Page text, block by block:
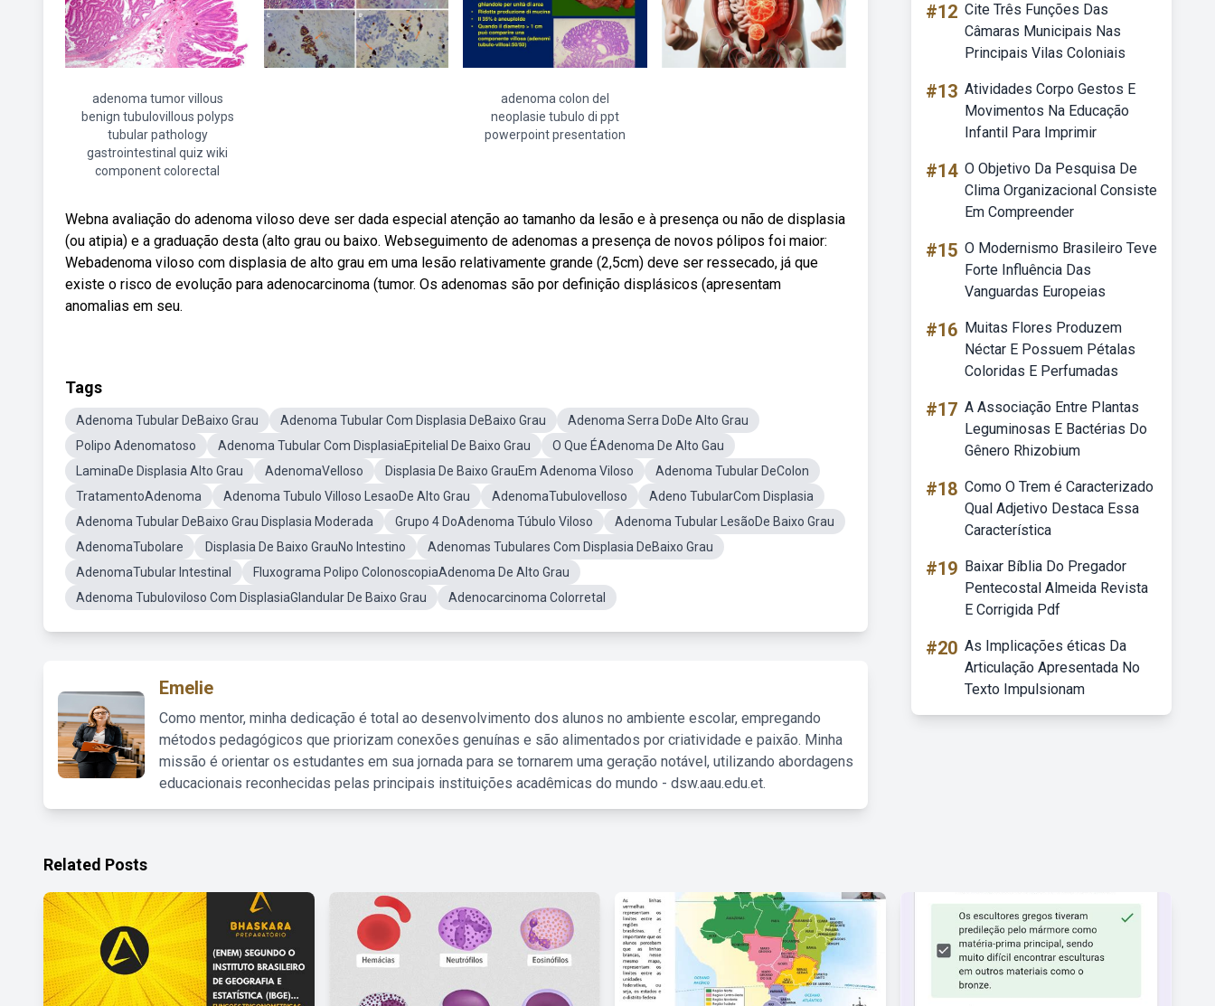
adenoma tumor villous
benign tubulovillous polyps
tubular pathology
gastrointestinal quiz wiki
component colorectal
adenoma colon del
neoplasie tubulo di ppt
powerpoint presentation
Webna avaliação do adenoma viloso deve ser dada especial atenção ao tamanho da lesão e à presença ou não de displasia
(ou atipia) e a graduação desta (alto grau ou baixo. Webseguimento de adenomas a presença de novos pólipos foi maior:
Webadenoma viloso com displasia de alto grau em uma lesão relativamente grande (2,5cm) deve ser ressecado, já que
existe o risco de evolução para adenocarcinoma (tumor. Os adenomas são por definição displásicos (apresentam
anomalias em seu.
Tags
Adenoma Tubular DeBaixo Grau Adenoma Tubular Com Displasia DeBaixo Grau
Adenoma Serra DoDe Alto Grau
Polipo Adenomatoso
Adenoma Tubular Com DisplasiaEpitelial De Baixo Grau
O Que ÉAdenoma De Alto Gau
LaminaDe Displasia Alto Grau
AdenomaVelloso Displasia De Baixo GrauEm Adenoma Viloso
Adenoma Tubular DeColon
TratamentoAdenoma
Adenoma Tubulo Villoso LesaoDe Alto Grau AdenomaTubulovelloso
Adeno TubularCom Displasia
Adenoma Tubular DeBaixo Grau Displasia Moderada
Grupo 4 DoAdenoma Túbulo Viloso
Adenoma Tubular LesãoDe Baixo Grau
AdenomaTubolare
Displasia De Baixo GrauNo Intestino
Adenomas Tubulares Com Displasia DeBaixo Grau
AdenomaTubular Intestinal
Fluxograma Polipo ColonoscopiaAdenoma De Alto Grau
Adenoma Tubuloviloso Com DisplasiaGlandular De Baixo Grau
Adenocarcinoma Colorretal
Emelie
Como mentor, minha dedicação é total ao desenvolvimento dos alunos no ambiente escolar, empregando
métodos pedagógicos que priorizam conexões genuínas e são alimentados por criatividade e paixão. Minha
missão é orientar os estudantes em sua jornada para se tornarem uma geração notável, utilizando abordagens
educacionais reconhecidas pelas principais instituições acadêmicas do mundo - dsw.aau.edu.et.
#12 Cite Três Funções Das
Câmaras Municipais Nas
Principais Vilas Coloniais
#13 Atividades Corpo Gestos E
Movimentos Na Educação
Infantil Para Imprimir
#14 O Objetivo Da Pesquisa De
Clima Organizacional Consiste
Em Compreender
#15 O Modernismo Brasileiro Teve
Forte Influência Das
Vanguardas Europeias
#16 Muitas Flores Produzem
Néctar E Possuem Pétalas
Coloridas E Perfumadas
#17 A Associação Entre Plantas
Leguminosas E Bactérias Do
Gênero Rhizobium
#18 Como O Trem é Caracterizado
Qual Adjetivo Destaca Essa
Característica
#19 Baixar Bíblia Do Pregador
Pentecostal Almeida Revista
E Corrigida Pdf
#20 As Implicações éticas Da
Articulação Apresentada No
Texto Impulsionam
Related Posts